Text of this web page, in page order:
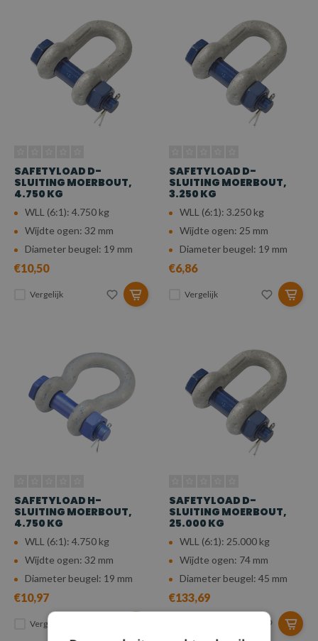
SAFETYLOAD D-
SLUITING MOERBOUT,
4.750 KG
WLL (6:1): 4.750 kg
Wijdte ogen: 32 mm
Diameter beugel: 19 mm
€10,50
Vergelijk
SAFETYLOAD D-
SLUITING MOERBOUT,
3.250 KG
WLL (6:1): 3.250 kg
Wijdte ogen: 25 mm
Diameter beugel: 19 mm
€6,86
Vergelijk
SAFETYLOAD H-
SLUITING MOERBOUT,
4.750 KG
WLL (6:1): 4.750 kg
Wijdte ogen: 32 mm
Diameter beugel: 19 mm
€10,97
Vergelijk
SAFETYLOAD D-
SLUITING MOERBOUT,
25.000 KG
WLL (6:1): 25.000 kg
Wijdte ogen: 74 mm
Diameter beugel: 45 mm
€133,69